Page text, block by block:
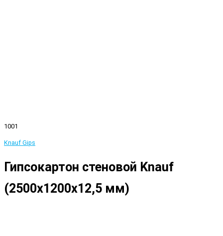
1001
Knauf Gips
Гипсокартон стеновой Knauf
(2500x1200x12,5 мм)